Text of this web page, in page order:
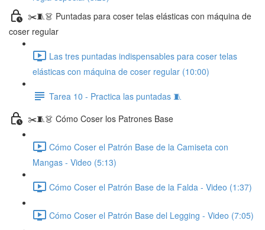
✂️🧵👗 Puntadas para coser telas elásticas con máquina de
coser regular
Las tres puntadas indispensables para coser telas
elásticas con máquina de coser regular (10:00)
Tarea 10 - Practica las puntadas 🧵
✂️🧵👗 Cómo Coser los Patrones Base
Cómo Coser el Patrón Base de la Camiseta con
Mangas - Video (5:13)
Cómo Coser el Patrón Base de la Falda - Video (1:37)
Cómo Coser el Patrón Base del Legging - Video (7:05)